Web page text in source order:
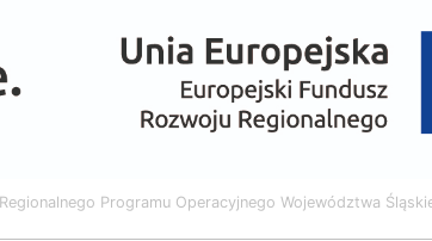
Programu Operacyjnego Województwa